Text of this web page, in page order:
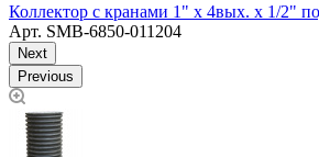
Коллектор с кранами 1" х 4вых. х 1/2"
Арт. SMB-6850-011204
Next
Previous